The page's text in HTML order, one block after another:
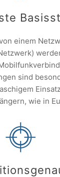
einem
sind
wie in